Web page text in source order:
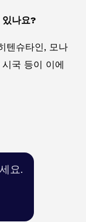
나요?
텐슈타인, 모나
국 등이 이에
요.